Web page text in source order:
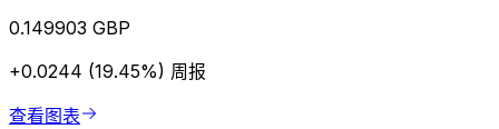
0.149903 GBP
+0.0244 (19.45%) 周报
查看图表